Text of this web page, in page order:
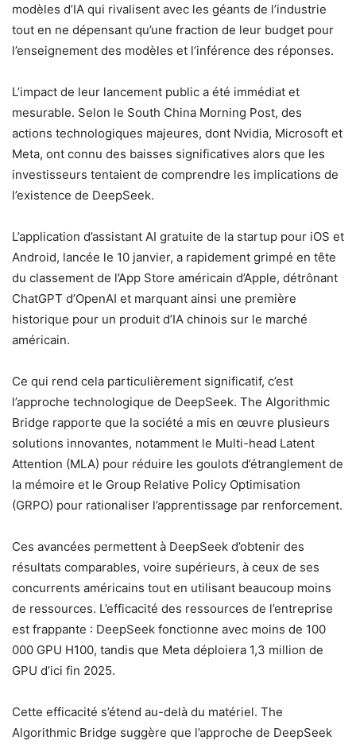
modèles d’IA qui rivalisent avec les géants de l’industrie
tout en ne dépensant qu’une fraction de leur budget pour
l’enseignement des modèles et l’inférence des réponses.
L’impact de leur lancement public a été immédiat et
mesurable. Selon le South China Morning Post, des
actions technologiques majeures, dont Nvidia, Microsoft et
Meta, ont connu des baisses significatives alors que les
investisseurs tentaient de comprendre les implications de
l’existence de DeepSeek.
L’application d’assistant AI gratuite de la startup pour iOS et
Android, lancée le 10 janvier, a rapidement grimpé en tête
du classement de l’App Store américain d’Apple, détrônant
ChatGPT d’OpenAI et marquant ainsi une première
historique pour un produit d’IA chinois sur le marché
américain.
Ce qui rend cela particulièrement significatif, c’est
l’approche technologique de DeepSeek. The Algorithmic
Bridge rapporte que la société a mis en œuvre plusieurs
solutions innovantes, notamment le Multi-head Latent
Attention (MLA) pour réduire les goulots d’étranglement de
la mémoire et le Group Relative Policy Optimisation
(GRPO) pour rationaliser l’apprentissage par renforcement.
Ces avancées permettent à DeepSeek d’obtenir des
résultats comparables, voire supérieurs, à ceux de ses
concurrents américains tout en utilisant beaucoup moins
de ressources. L’efficacité des ressources de l’entreprise
est frappante : DeepSeek fonctionne avec moins de 100
000 GPU H100, tandis que Meta déploiera 1,3 million de
GPU d’ici fin 2025.
Cette efficacité s’étend au-delà du matériel. The
Algorithmic Bridge suggère que l’approche de DeepSeek